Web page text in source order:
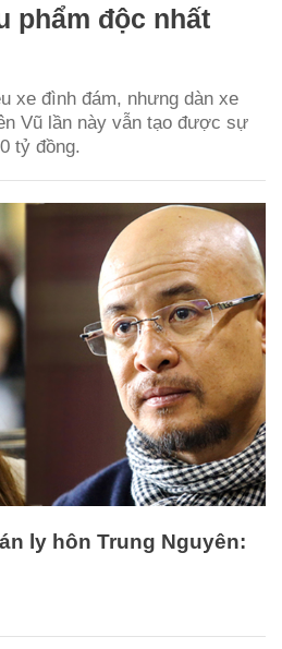
phẩm độc nhất
xe đình đám, nhưng dàn xe
Vũ lần này vẫn tạo được sự
tỷ đồng.
ly hôn Trung Nguyên: